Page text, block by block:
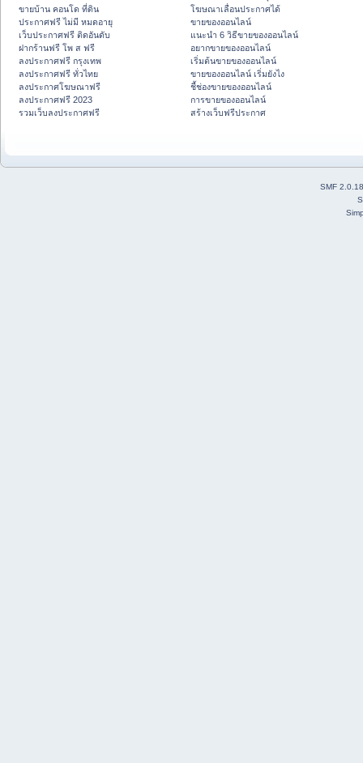
ขายบ้าน คอนโด ที่ดิน
ประกาศฟรี ไม่มี หมดอายุ
เว็บประกาศฟรี ติดอันดับ
ฝากร้านฟรี โพ ส ฟรี
ลงประกาศฟรี กรุงเทพ
ลงประกาศฟรี ทั่วไทย
ลงประกาศโฆษณาฟรี
ลงประกาศฟรี 2023
รวมเว็บลงประกาศฟรี
โฆษณาเลื่อนประกาศได้
ขายของออนไลน์
แนะนำ 6 วิธีขายของออนไลน์
อยากขายของออนไลน์
เริ่มต้นขายของออนไลน์
ขายของออนไลน์ เริ่มยังไง
ชี้ช่องขายของออนไลน์
การขายของออนไลน์
สร้างเว็บฟรีประกาศ
SMF 2.0.18